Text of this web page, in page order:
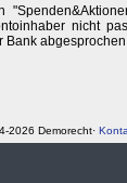
nicht
Bank
2026 Demorecht·